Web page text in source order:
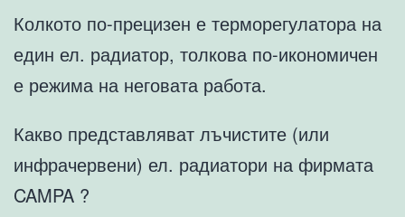
Колкото по-прецизен е терморегулатора на
един ел. радиатор, толкова по-икономичен
е режима на неговата работа.
Какво представляват лъчистите (или
инфрачервени) ел. радиатори на фирмата
CAMPA ?